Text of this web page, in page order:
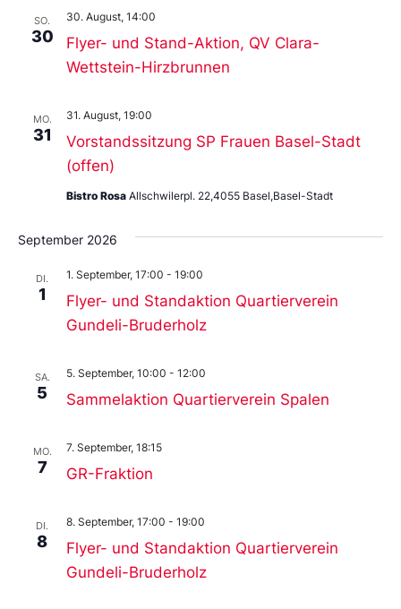
SO.
30
Flyer- und Stand-Aktion, QV Clara-
Wettstein-Hirzbrunnen
30. August, 14:00
MO.
31
Vorstandssitzung SP Frauen Basel-Stadt
(offen)
31. August, 19:00
Bistro Rosa Allschwilerpl. 22,4055 Basel,Basel-Stadt
September 2026
DI.
1
Flyer- und Standaktion Quartierverein
Gundeli-Bruderholz
1. September, 17:00 - 19:00
SA.
5 Sammelaktion Quartierverein Spalen
5. September, 10:00 - 12:00
MO.
7 GR-Fraktion
7. September, 18:15
DI.
8
Flyer- und Standaktion Quartierverein
Gundeli-Bruderholz
8. September, 17:00 - 19:00